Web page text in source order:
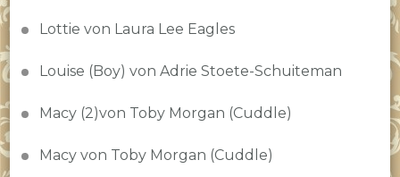
Lottie von Laura Lee Eagles
Louise (Boy) von Adrie Stoete-Schuiteman
Macy (2)von Toby Morgan (Cuddle)
Macy von Toby Morgan (Cuddle)